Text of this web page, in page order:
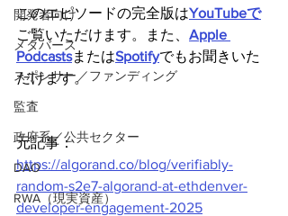
開発者向け
メタバース
スポンサー／ファンディング
監査
政府系／公共セクター
DAO
RWA（現実資産）
このエピソードの完全版はYouTubeで
ご覧いただけます。また、 Apple
PodcastsまたはSpotifyでもお聞きいた
だけます。
元記事：
https://algorand.co/blog/verifiably-
random-s2e7-algorand-at-ethdenver-
developer-engagement-2025